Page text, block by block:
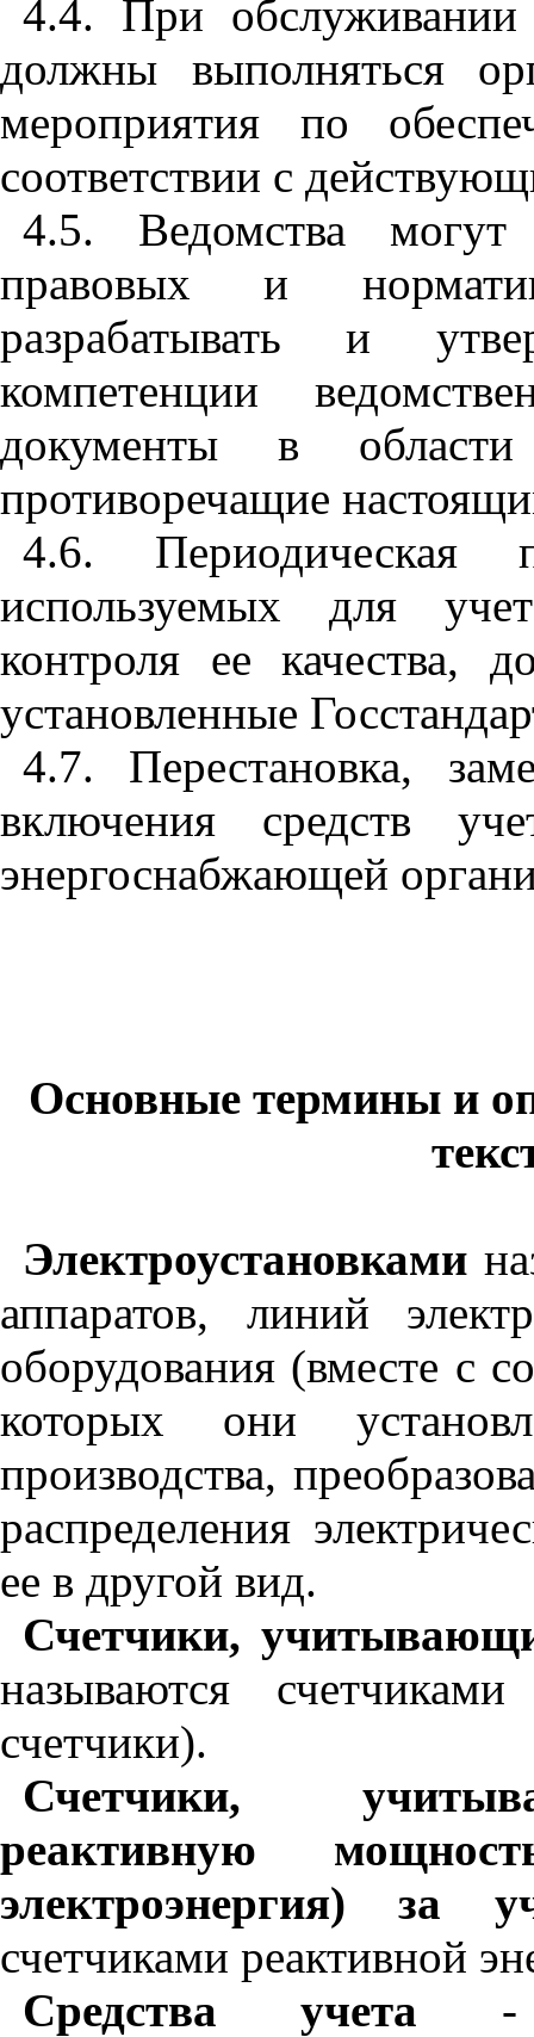
4.4. При обслуживании
должны выполняться
мероприятия по
соответствии с
4.5. Ведомства
правовых и
разрабатывать и
компетенции
документы в
противоречащие
4.6. Периодическая
используемых для
контроля ее качества,
установленные
4.7. Перестановка,
включения средств
энергоснабжающей
Основные термины и
Электроустановками
аппаратов, линий
оборудования (вместе с
которых они
производства,
распределения
ее в другой вид.
Счетчики,
называются
счетчики).
Счетчики,
реактивную
электроэнергия) за
счетчиками реактивной
Средства учета -